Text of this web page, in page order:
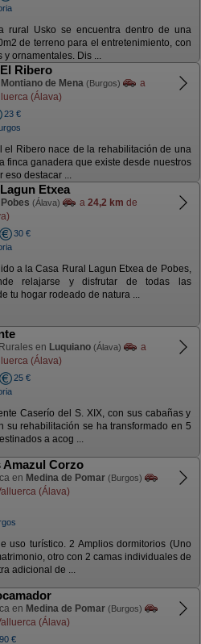
rural Usko se encuentra dentro de una
de terreno para el entretenimiento, con
y ornamentales. Dis ...
Ribero
Montiano de Mena (Burgos)
a
(Álava)
23 €
el Ribero nace de la rehabilitación de una
finca ganadera que existe desde nuestros
eso destacar ...
Etxea
Pobes (Álava) a 24,2 km de
30 €
a la Casa Rural Lagun Etxea de Pobes,
relajarse y disfrutar de todas las
tu hogar rodeado de natura ...
en Luquiano (Álava)
a
(Álava)
25 €
Caserío del S. XIX, con sus cabañas y
su rehabilitación se ha transformado en 5
a acog ...
Amazul Corzo
en Medina de Pomar (Burgos)
(Álava)
uso turístico. 2 Amplios dormitorios (Uno
otro con 2 camas individuales de
adicional de ...
en Medina de Pomar (Burgos)
(Álava)
90 €